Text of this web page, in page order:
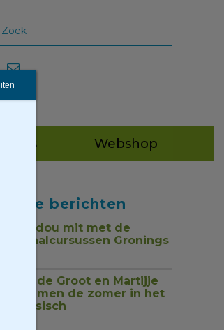
Webshop
berichten
mor, dou mit met de
taalcursussen Gronings
Henk de Groot en Martijje
samen de zomer in het